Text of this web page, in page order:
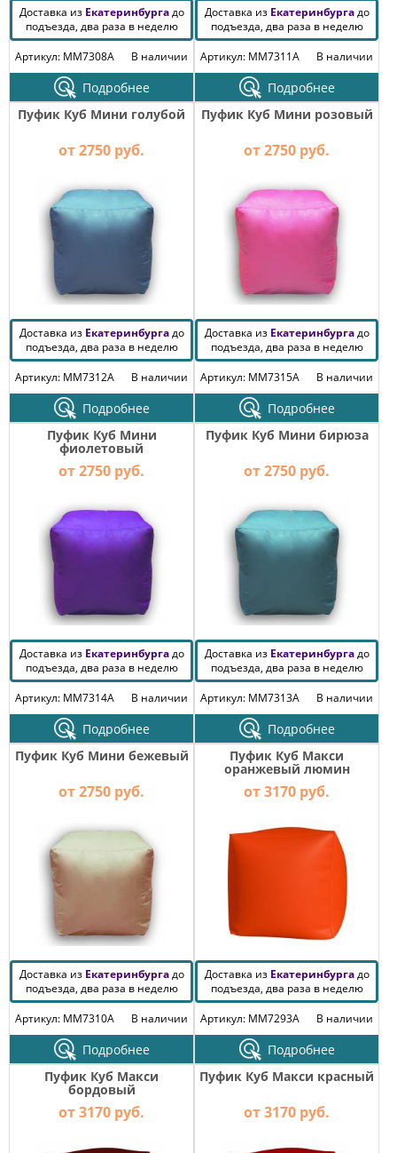
Доставка из Екатеринбургадо
подъезда, два раза в неделю
Артикул: MM7308A
В наличии
Подробнее
Доставка из Екатеринбургадо
подъезда, два раза в неделю
Артикул: MM7311A
В наличии
Подробнее
Пуфик Куб Мини голубой
от 2750 руб.
Доставка из Екатеринбургадо
подъезда, два раза в неделю
Артикул: MM7312A
В наличии
Подробнее
Пуфик Куб Мини розовый
от 2750 руб.
Доставка из Екатеринбургадо
подъезда, два раза в неделю
Артикул: MM7315A
В наличии
Подробнее
Пуфик Куб Мини
фиолетовый
от 2750 руб.
Доставка из Екатеринбургадо
подъезда, два раза в неделю
Артикул: MM7314A
В наличии
Подробнее
Пуфик Куб Мини бирюза
от 2750 руб.
Доставка из Екатеринбургадо
подъезда, два раза в неделю
Артикул: MM7313A
В наличии
Подробнее
Пуфик Куб Мини бежевый
от 2750 руб.
Доставка из Екатеринбургадо
подъезда, два раза в неделю
Артикул: MM7310A
В наличии
Подробнее
Пуфик Куб Макси
оранжевый люмин
от 3170 руб.
Доставка из Екатеринбургадо
подъезда, два раза в неделю
Артикул: MM7293A
В наличии
Подробнее
Пуфик Куб Макси
бордовый
от 3170 руб.
Пуфик Куб Макси красный
от 3170 руб.